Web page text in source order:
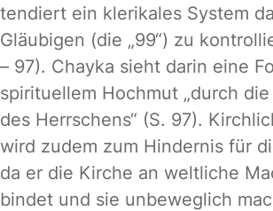
tendiert ein klerikales System
Gläubigen (die „99“) zu
– 97). Chayka sieht darin eine
spirituellem Hochmut „durch
des Herrschens“ (S. 97).
wird zudem zum Hindernis für
da er die Kirche an weltliche
bindet und sie unbeweglich